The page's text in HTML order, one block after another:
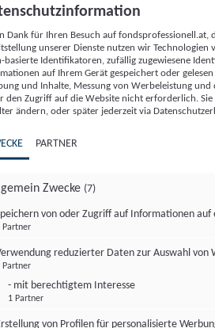
Inhalte, Messung von Werbeleistung
sowie Zielgruppenforschung.
Online-Kennungen (z. B. login-
generierte Kennungen,
können zusammen mit anderen
und Browserinformationen,
Technologien usw.) auf
oder von dort ausgelesen werden, um es
wenn es eine App oder einer Webseite
oder mehrere der hier aufgeführten
Dank für Ihren Besuch auf
unserer Dienste nutzen wir Technologien
basierte Identifikatoren, zufällig zugewiesene
auf Ihrem Gerät gespeichert oder
und Inhalte, Messung von Werbeleistung
den Zugriff auf die Website nicht erforderlich.
ändern, oder später jederzeit via
PARTNER
Zwecke (7)
von oder Zugriff auf Informationen auf
Partner
reduzierter Daten zur Auswahl von
Partner
- mit berechtigtem Interesse
1 Partner
von Profilen für personalisierte